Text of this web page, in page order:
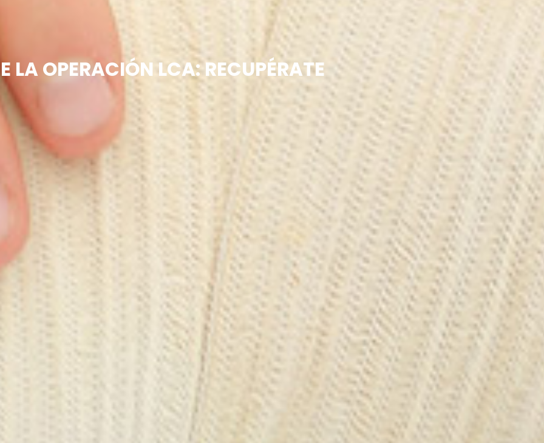
LA OPERACIÓN LCA: RECUPÉRATE